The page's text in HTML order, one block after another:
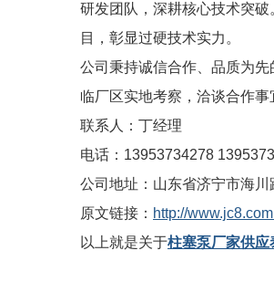
研发团队，深耕核心技术突破
目，彰显过硬技术实力。
公司秉持诚信合作、品质为
临厂区实地考察，洽谈合作事
联系人：丁经理
电话：13953734278
公司地址：山东省济宁市海川
原文链接： http://
以上就是关于柱塞泵厂家供应